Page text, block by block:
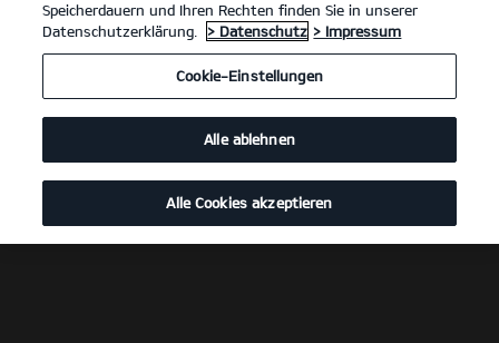
Speicherdauern und Ihren Rechten finden Sie in unserer
Datenschutzerklärung.
> Datenschutz > Impressum
Cookie-Einstellungen
Alle ablehnen
Alle Cookies akzeptieren